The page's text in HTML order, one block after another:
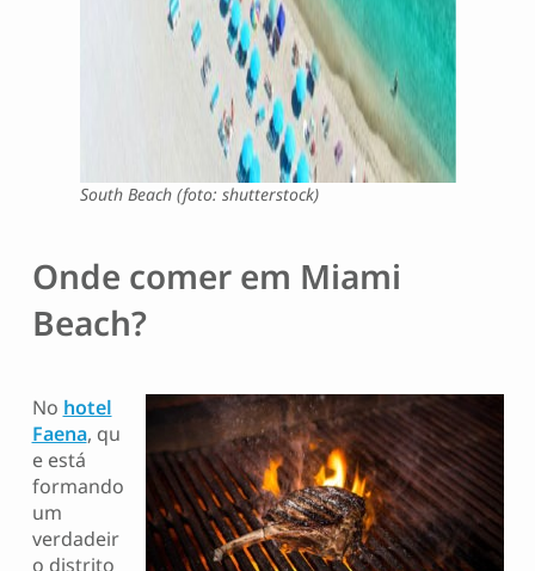
South Beach (foto: shutterstock)
Onde comer em Miami
Beach?
No hotel
Faena, qu
e está
formando
um
verdadeir
o distrito